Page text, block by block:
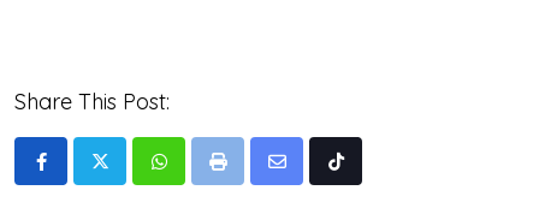
Share This Post:
WhatsappPrint
Share
Tiktok